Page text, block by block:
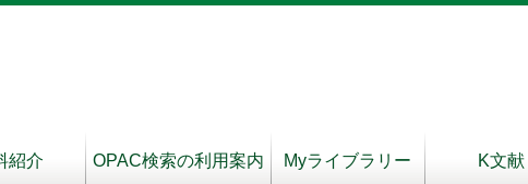
紹介 OPAC検索の利用案内 Myライブラリー K文献